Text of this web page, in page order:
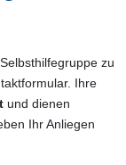
zu
Ihre
und dienen
Ihr Anliegen